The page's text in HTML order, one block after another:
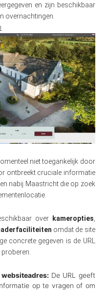
en zijn beschikbaar
overnachtingen.
niet toegankelijk door
ontbreekt cruciale informatie
nabij Maastricht die op zoek
over kameropties
omdat de site
concrete gegeven is de URL
De URL geeft
op te vragen of om